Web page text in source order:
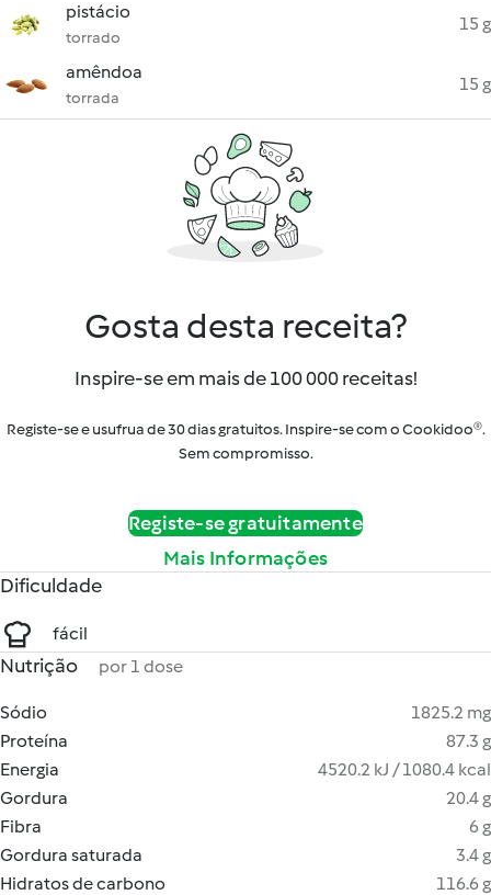
pistácio
torrado
15 g
amêndoa
torrada
15 g
Gosta desta receita?
Inspire-se em mais de 100 000 receitas!
Registe-se e usufrua de 30 dias gratuitos. Inspire-se com o Cookidoo®.
Sem compromisso.
Registe-se gratuitamente
Mais Informações
Dificuldade
fácil
Nutrição por 1 dose
Sódio
1825.2 mg
Proteína
87.3 g
Energia
4520.2 kJ / 1080.4 kcal
Gordura
20.4 g
Fibra
6 g
Gordura saturada
3.4 g
Hidratos de carbono
116.6 g